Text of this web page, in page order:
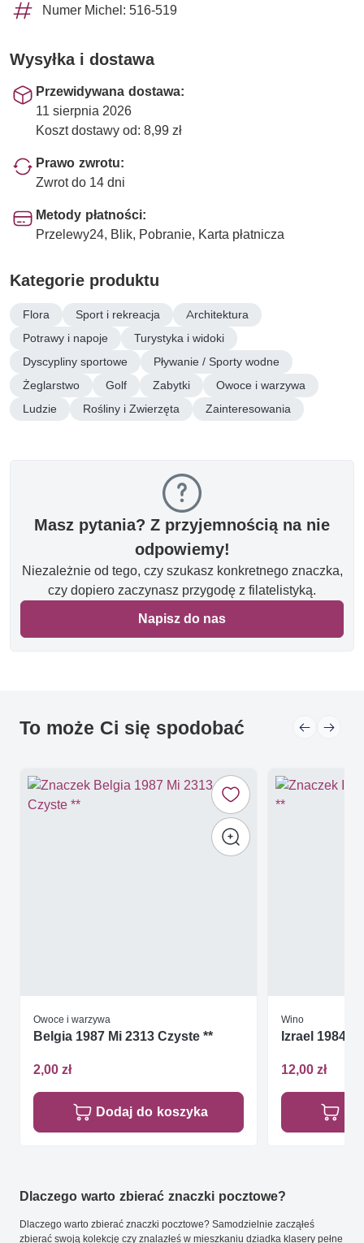
Numer Michel: 516-519
Wysyłka i dostawa
Przewidywana dostawa:
11 sierpnia 2026
Koszt dostawy od: 8,99 zł
Prawo zwrotu:
Zwrot do 14 dni
Metody płatności:
Przelewy24, Blik, Pobranie, Karta płatnicza
Kategorie produktu
Flora Sport i rekreacja
Architektura
Potrawy i napoje
Turystyka i widoki
Dyscypliny sportowe
Pływanie / Sporty wodne
Żeglarstwo
Golf Zabytki
Owoce i warzywa
Ludzie
Rośliny i Zwierzęta Zainteresowania
Masz pytania? Z przyjemnością na nie
odpowiemy!
Niezależnie od tego, czy szukasz konkretnego znaczka,
czy dopiero zaczynasz przygodę z filatelistyką.
Napisz do nas
To może Ci się spodobać
Owoce i warzywa
Belgia 1987 Mi 2313 Czyste **
2,00 zł
Dodaj do koszyka
Wino
Izrael 1984
12,00 zł
Dlaczego warto zbierać znaczki pocztowe?
Dlaczego warto zbierać znaczki pocztowe? Samodzielnie zacząłeś
zbierać swoją kolekcję czy znalazłeś w mieszkaniu dziadka klasery pełne